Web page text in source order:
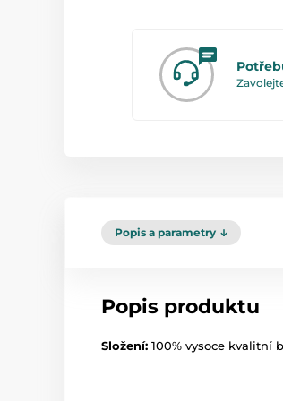
Popis a parametry
Popis produktu
Složení: 100% vysoce kvalitní